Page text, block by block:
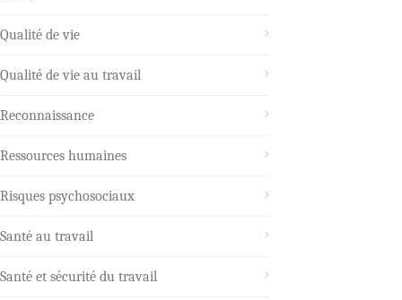
Qualité de vie
Qualité de vie au travail
Reconnaissance
Ressources humaines
Risques psychosociaux
Santé au travail
Santé et sécurité du travail